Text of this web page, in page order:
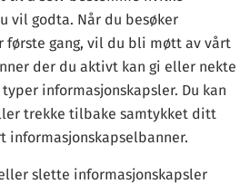
vil godta. Når du besøker
første gang, vil du bli møtt av vårt
der du aktivt kan gi eller nekte
informasjonskapsler. Du kan
trekke tilbake samtykket ditt
slette informasjonskapsler